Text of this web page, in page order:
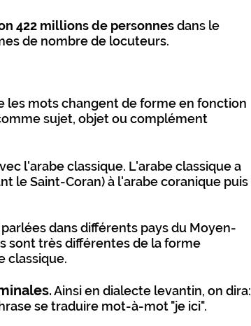
422 millions de personnesdans le
de nombre de locuteurs.
les mots changent de forme en fonction
sujet, objet ou complément
l'arabe classique. L'arabe classique a
le Saint-Coran) à l'arabe coranique puis
dans différents pays du Moyen-
sont très différentes de la forme
classique.
.Ainsi en dialecte levantin, on dira:
se traduire mot-à-mot "je ici".